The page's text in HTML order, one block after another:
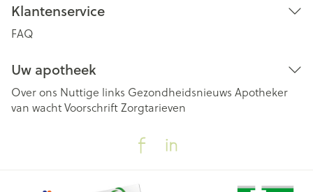
Klantenservice
FAQ
Uw apotheek
Over ons Nuttige links Gezondheidsnieuws Apotheker
van wachtVoorschriftZorgtarieven